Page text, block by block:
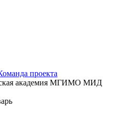
проекта
академия МГИМО МИД